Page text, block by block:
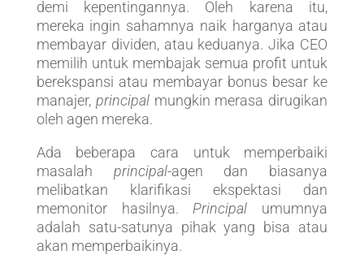
demi kepentingannya. Oleh karena itu,
mereka ingin sahamnya naik harganya atau
membayar dividen, atau keduanya. Jika CEO
memilih untuk membajak semua profit untuk
berekspansi atau membayar bonus besar ke
manajer, principalmungkin merasa dirugikan
oleh agen mereka.
Ada beberapa cara untuk memperbaiki
masalah principal-agen dan biasanya
melibatkan klarifikasi ekspektasi dan
memonitor hasilnya. Principal umumnya
adalah satu-satunya pihak yang bisa atau
akan memperbaikinya.